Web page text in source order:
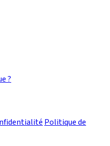
?
Politique de